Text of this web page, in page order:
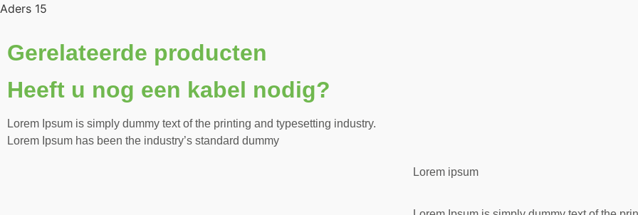
Aders 15
Gerelateerde producten
Heeft u nog een kabel nodig?
Lorem Ipsum is simply dummy text of the printing and typesetting industry.
Lorem Ipsum has been the industry’s standard dummy
Lorem ipsum